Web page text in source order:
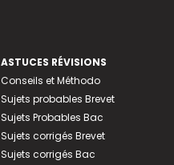
ASTUCES RÉVISIONS
Conseils et Méthodo
Sujets probables Brevet
Sujets Probables Bac
Sujets corrigés Brevet
Sujets corrigés Bac